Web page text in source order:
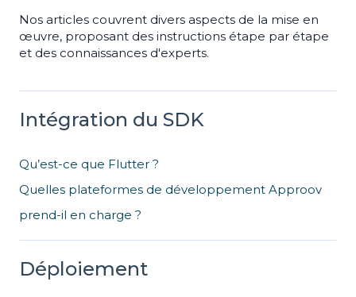
Nos articles couvrent divers aspects de la mise en
œuvre, proposant des instructions étape par étape
et des connaissances d'experts.
Intégration du SDK
Qu’est-ce que Flutter ?
Quelles plateformes de développement Approov
prend-il en charge ?
Déploiement